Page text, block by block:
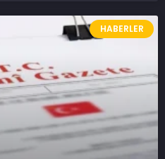
HABERLER